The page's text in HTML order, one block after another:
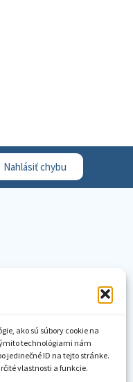
ako sú súbory cookie na
technológiami nám
jedinečné ID na tejto stránke.
vlastnosti a funkcie.
Nahlásiť chybu